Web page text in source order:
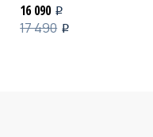
16 090 i
17 490 i